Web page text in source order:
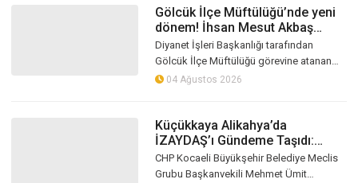
Gölcük İlçe Müftülüğü’nde yeni
dönem! İhsan Mesut Akbaş
göreve başladı
Diyanet İşleri Başkanlığı tarafından
Gölcük İlçe Müftülüğü görevine atanan
İhsan Mesut Akbaş, yeni görevine
04 Ağustos 2026
Küçükkaya Alikahya’da
İZAYDAŞ’ı Gündeme Taşıdı:
“Bilim Adamlarını Dinleyin”
CHP Kocaeli Büyükşehir Belediye Meclis
Grubu Başkanvekili Mehmet Ümit